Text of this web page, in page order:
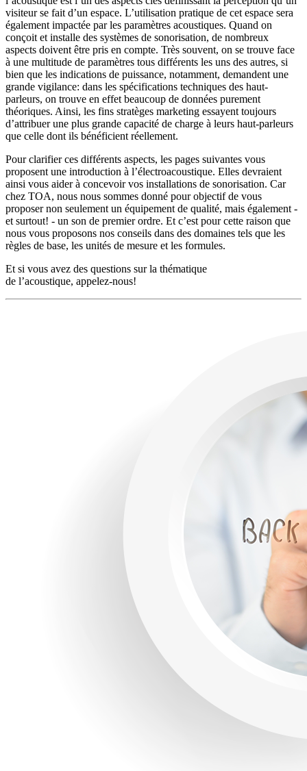
visiteur se fait d’un espace. L’utilisation pratique de cet espace sera
également impactée par les paramètres acoustiques. Quand on
conçoit et installe des systèmes de sonorisation, de nombreux
aspects doivent être pris en compte. Très souvent, on se trouve face
à une multitude de paramètres tous différents les uns des autres, si
bien que les indications de puissance, notamment, demandent une
grande vigilance: dans les spécifications techniques des haut-
parleurs, on trouve en effet beaucoup de données purement
théoriques. Ainsi, les fins stratèges marketing essayent toujours
d’attribuer une plus grande capacité de charge à leurs haut-parleurs
que celle dont ils bénéficient réellement.
Pour clarifier ces différents aspects, les pages suivantes vous
proposent une introduction à l’électroacoustique. Elles devraient
ainsi vous aider à concevoir vos installations de sonorisation. Car
chez TOA, nous nous sommes donné pour objectif de vous
proposer non seulement un équipement de qualité, mais également -
et surtout! - un son de premier ordre. Et c’est pour cette raison que
nous vous proposons nos conseils dans des domaines tels que les
règles de base, les unités de mesure et les formules.
Et si vous avez des questions sur la thématique
de l’acoustique, appelez-nous!